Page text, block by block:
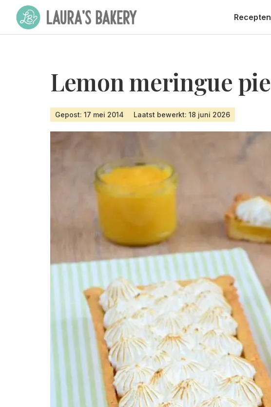
Recepten
Lemon meringue pie
Gepost: 17 mei 2014 Laatst bewerkt: 18 juni 2026